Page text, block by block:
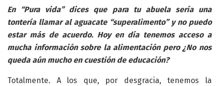
En “Pura vida” dices que para tu abuela sería una
tontería llamar al aguacate “superalimento” y no puedo
estar más de acuerdo. Hoy en día tenemos acceso a
mucha información sobre la alimentación pero ¿No nos
queda aún mucho en cuestión de educación?
Totalmente. A los que, por desgracia, tenemos la